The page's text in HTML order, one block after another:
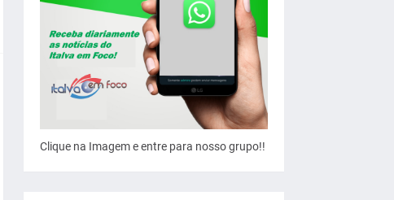
Clique na Imagem e entre para nosso grupo!!